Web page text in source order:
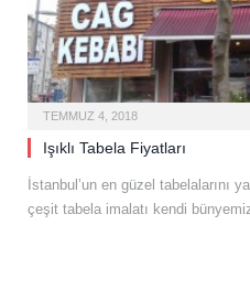
TEMMUZ 4, 2018
Işıklı Tabela Fiyatları
İstanbul’un en güzel tabelalarını
çeşit tabela imalatı kendi